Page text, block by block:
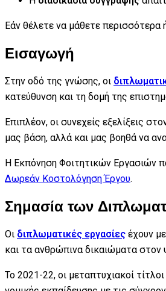
Εάν θέλετε να μάθετε περισσότερα
Εισαγωγή
Στην οδό της γνώσης, οι
κατεύθυνση και τη δομή της
Επιπλέον, οι συνεχείς εξελίξεις
μας βάση, αλλά και μας βοηθά να
Η Εκπόνηση Φοιτητικών Εργασιών
Δωρεάν Κοστολόγηση Έργου.
Σημασία των
Οι διπλωματικές εργασίες έχουν
και τα ανθρώπινα δικαιώματα στον
Το 2021-22, οι μεταπτυχιακοί